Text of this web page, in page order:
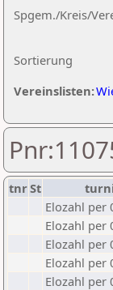
Sortierung
Spgem./Kreis/
Vereinslisten:
tnrSt
Elozahl per
Elozahl per
Elozahl per
Elozahl per
Elozahl per